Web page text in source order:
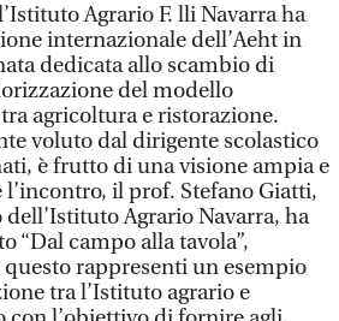
Agrario F. lli Navarra ha
internazionale dell’Aeht in
dedicata allo scambio di
del modello
agricoltura e ristorazione.
voluto dal dirigente scolastico
è frutto di una visione ampia e
il prof. Stefano Giatti,
Agrario Navarra, ha
“Dal campo alla tavola”,
rappresenti un esempio
tra l’Istituto agrario e